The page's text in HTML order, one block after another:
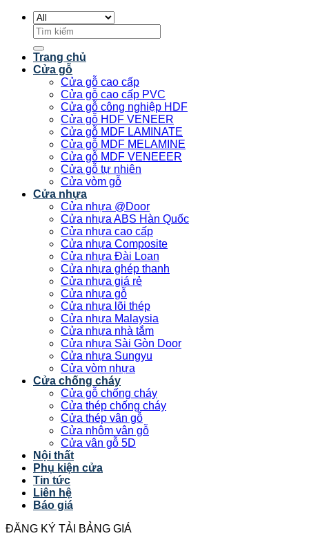
Tìm
kiếm:
Trang chủ
Cửa gỗ
Cửa gỗ cao cấp
Cửa gỗ cao cấp PVC
Cửa gỗ công nghiệp HDF
Cửa gỗ HDF VENEER
Cửa gỗ MDF LAMINATE
Cửa gỗ MDF MELAMINE
Cửa gỗ MDF VENEEER
Cửa gỗ tự nhiên
Cửa vòm gỗ
Cửa nhựa
Cửa nhựa @Door
Cửa nhựa ABS Hàn Quốc
Cửa nhựa cao cấp
Cửa nhựa Composite
Cửa nhựa Đài Loan
Cửa nhựa ghép thanh
Cửa nhựa giá rẻ
Cửa nhựa gỗ
Cửa nhựa lõi thép
Cửa nhựa Malaysia
Cửa nhựa nhà tắm
Cửa nhựa Sài Gòn Door
Cửa nhựa Sungyu
Cửa vòm nhựa
Cửa chống cháy
Cửa gỗ chống cháy
Cửa thép chống cháy
Cửa thép vân gỗ
Cửa nhôm vân gỗ
Cửa vân gỗ 5D
Nội thất
Phụ kiện cửa
Tin tức
Liên hệ
Báo giá
ĐĂNG KÝ TẢI BẢNG GIÁ